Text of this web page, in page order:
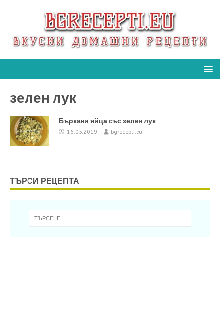
зелен лук
Бъркани яйца със зелен лук
16.05.2019 bgrecepti.eu
ТЪРСИ РЕЦЕПТА